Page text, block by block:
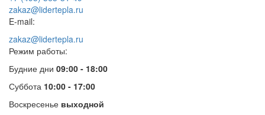
zakaz@lidertepla.ru
E-mail:
zakaz@lidertepla.ru
Режим работы:
Будние дни 09:00 - 18:00
Суббота 10:00 - 17:00
Воскресенье выходной